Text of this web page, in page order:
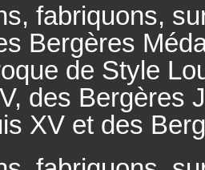
fabriquons,
Bergères
de Style
des Bergères
XV et des